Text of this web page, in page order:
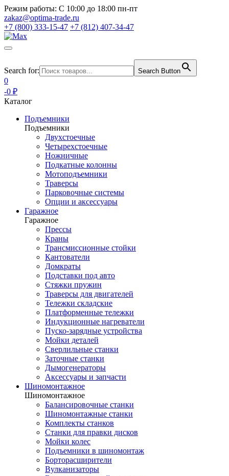
Режим работы: С 10:00 до 18:00 пн-пт
zakaz@optima-trade.ru
+7 (800) 333-15-47 +7 (812) 407-34-47
Search for: Search Button
0
-0 ₽
Каталог
Подъемники
Подъемники
Двухстоечные
Четырехстоечные
Ножничные
Подкатные колонны
Мотоподъемники
Траверсы
Парковочные системы
Опции и аксессуары
Гаражное
Гаражное
Прессы
Краны
Трансмиссионные стойки
Кантователи
Домкраты
Подставки под авто
Стяжки пружин
Траверсы для двигателей
Тележки складские
Платформенные тележки
Индукционные нагреватели
Пуско-зарядные устройства
Мойки деталей
Сверлильные станки
Заточные станки
Дымогенераторы
Аксессуары и запчасти
Шиномонтажное
Шиномонтажное
Балансировочные станки
Шиномонтажные станки
Комплекты станков
Станки для правки дисков
Мойки колес
Подъемники в шиномонтаж
Борторасширители
Вулканизаторы